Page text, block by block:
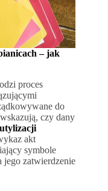
– jak
proces
do
czy dany
utylizacji
akt
symbole
zatwierdzenie